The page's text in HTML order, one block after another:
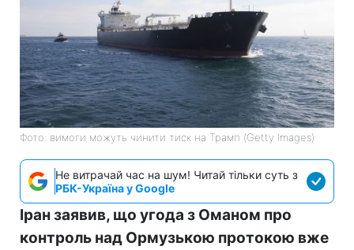
Фото: вимоги можуть чинити тиск на Трамп (Getty Images)
Не витрачай час на шум! Читай тільки суть з
РБК-Україна у Google
Іран заявив, що угода з Оманом про
контроль над Ормузькою протокою вже